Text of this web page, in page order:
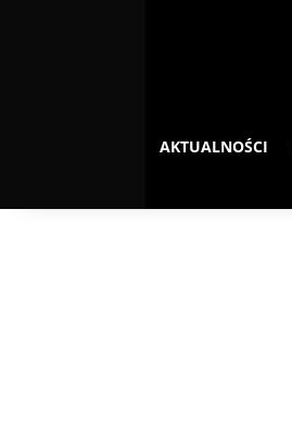
AKTUALNOŚCI